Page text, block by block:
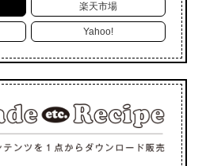
楽天市場
Yahoo!